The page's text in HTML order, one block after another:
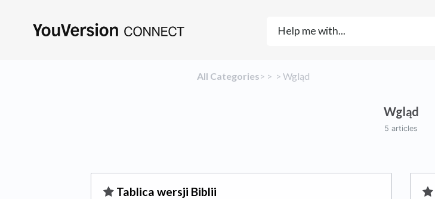
All Categories​>​ ​ > ​ ​ > ​​Wgląd
Wgląd
5 articles
​Tablica wersji Biblii